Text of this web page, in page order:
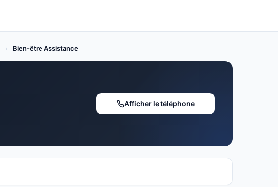
› Bien-être Assistance
Afficher le téléphone